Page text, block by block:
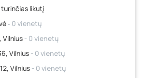
likutį
‐ 0 vienetų
Vilnius - 0 vienetų
Vilnius - 0 vienetų
Vilnius - 0 vienetų